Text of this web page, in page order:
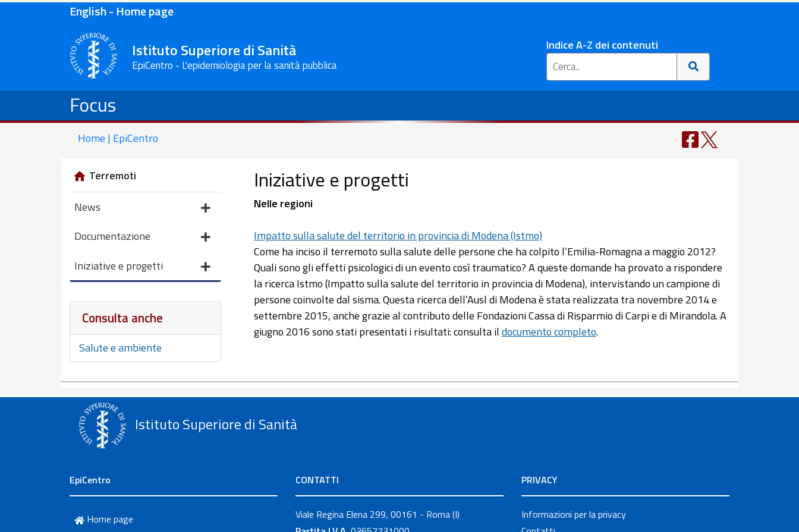
English - Home page
Istituto Superiore di Sanità
EpiCentro - L'epidemiologia per la sanità pubblica
Indice A-Z dei contenuti
Focus
Home | EpiCentro
Terremoti
News
Documentazione
Iniziative e progetti
Consulta anche
Salute e ambiente
Iniziative e progetti
Nelle regioni
Impatto sulla salute del territorio in provincia di Modena (Istmo)
Come ha inciso il terremoto sulla salute delle persone che ha colpito l’Emilia-Romagna a maggio 2012?
Quali sono gli effetti psicologici di un evento così traumatico? A queste domande ha provato a rispondere
la ricerca Istmo (Impatto sulla salute del territorio in provincia di Modena), intervistando un campione di
persone coinvolte dal sisma. Questa ricerca dell’Ausl di Modena è stata realizzata tra novembre 2014 e
settembre 2015, anche grazie al contributo delle Fondazioni Cassa di Risparmio di Carpi e di Mirandola. A
giugno 2016 sono stati presentati i risultati: consulta ildocumento completo.
Istituto Superiore di Sanità
EpiCentro
Home page
CONTATTI
Viale Regina Elena 299, 00161 - Roma (I)
PRIVACY
Informazioni per la privacy